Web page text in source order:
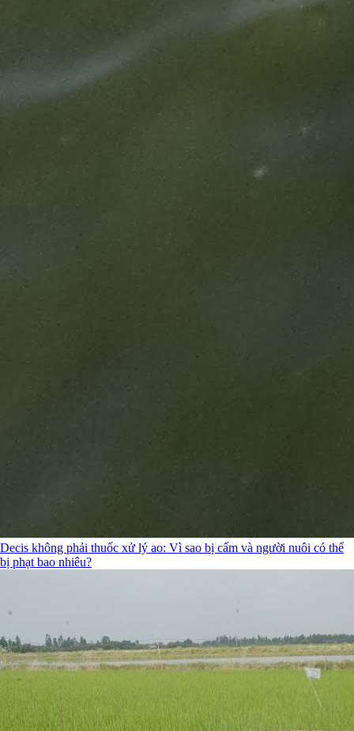
Decis không phải thuốc xử lý ao: Vì sao bị cấm và người nuôi có thể
bị phạt bao nhiêu?